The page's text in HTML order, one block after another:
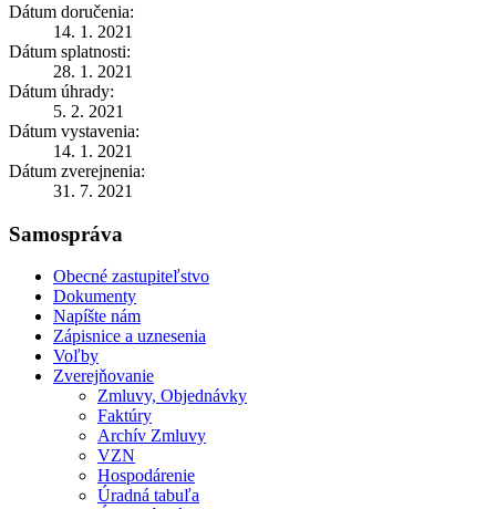
Dátum doručenia:
14. 1. 2021
Dátum splatnosti:
28. 1. 2021
Dátum úhrady:
5. 2. 2021
Dátum vystavenia:
14. 1. 2021
Dátum zverejnenia:
31. 7. 2021
Samospráva
Obecné zastupiteľstvo
Dokumenty
Napíšte nám
Zápisnice a uznesenia
Voľby
Zverejňovanie
Zmluvy, Objednávky
Faktúry
Archív Zmluvy
VZN
Hospodárenie
Úradná tabuľa